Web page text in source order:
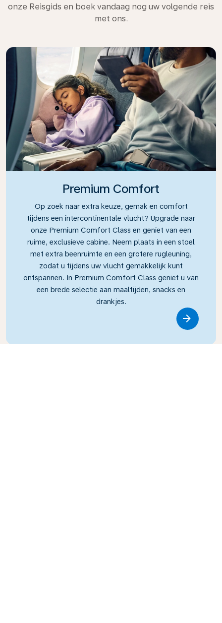
onze Reisgids en boek vandaag nog uw volgende reis
met ons.
Premium Comfort
Op zoek naar extra keuze, gemak en comfort
tijdens een intercontinentale vlucht? Upgrade naar
onze Premium Comfort Class en geniet van een
ruime, exclusieve cabine. Neem plaats in een stoel
met extra beenruimte en een grotere rugleuning,
zodat u tijdens uw vlucht gemakkelijk kunt
ontspannen. In Premium Comfort Class geniet u van
een brede selectie aan maaltijden, snacks en
drankjes.